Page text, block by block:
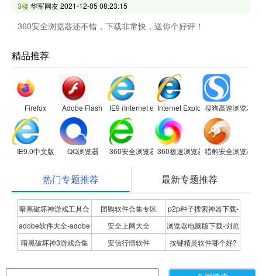
3楼华军网友2021-12-05 08:23:15
360安全浏览器还不错，下载非常快，送你个好评！
精品推荐
Firefox Adobe Flash PlayerIE9 (Internet explorer 9)Internet Explorer 8搜狗高速浏览器
IE9.0中文版 QQ浏览器 360安全浏览器 360极速浏览器 猎豹安全浏览器
热门专题推荐 最新专题推荐
暗黑破坏神游戏工具合
集
团购软件合集专区
p2p种子搜索神器下载-
P2P种子搜索神器专题
adobe软件大全-adobe
全系列软件下载-adobe
安全上网大全
浏览器电脑版下载-浏览
器下载合集
暗黑破坏神3游戏合集 安信行情软件
按键精灵软件哪个好?